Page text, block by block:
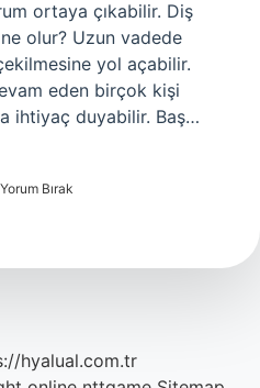
ortaya çıkabilir. Diş
olur? Uzun vadede
yol açabilir.
eden birçok kişi
ihtiyaç duyabilir. Baş…
Yorum Bırak
hyalual.com.tr